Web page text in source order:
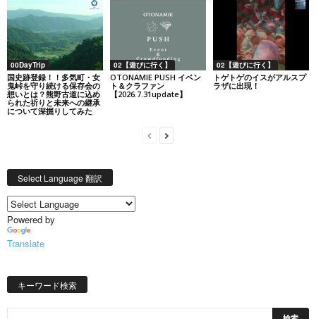
00DayTrip
国史跡登録！！多気町・女
鬼峠を守り続ける保存会の
想いとは？熊野古道に込め
られた祈りと未来への継承
について深掘りしてみた
02【遊びに行く】
OTONAMIE PUSH イベン
ト＆クラファン
【2026.7.31update】
02【遊びに行く】
トゲトゲのイスがアルスプ
ラザに出現！
Select Language 翻訳
Powered by
Translate
キーワード検索